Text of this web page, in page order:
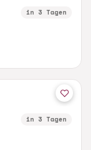
in 3 Tagen
in 3 Tagen